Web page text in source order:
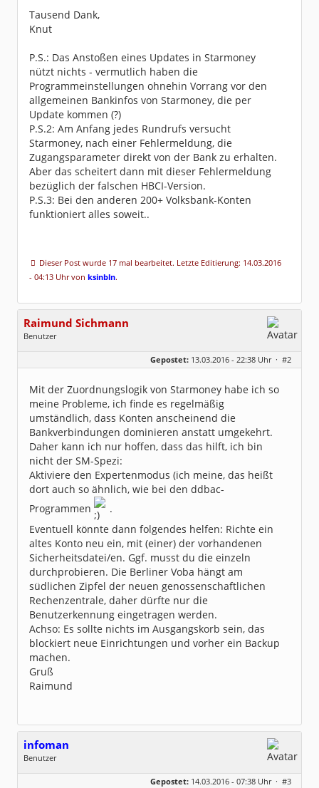
Tausend Dank,
Knut
P.S.: Das Anstoßen eines Updates in Starmoney
nützt nichts - vermutlich haben die
Programmeinstellungen ohnehin Vorrang vor den
allgemeinen Bankinfos von Starmoney, die per
Update kommen (?)
P.S.2: Am Anfang jedes Rundrufs versucht
Starmoney, nach einer Fehlermeldung, die
Zugangsparameter direkt von der Bank zu erhalten.
Aber das scheitert dann mit dieser Fehlermeldung
bezüglich der falschen HBCI-Version.
P.S.3: Bei den anderen 200+ Volksbank-Konten
funktioniert alles soweit..
Dieser Post wurde 17 mal bearbeitet. Letzte Editierung: 14.03.2016
- 04:13 Uhr von ksinbln.
Raimund Sichmann
Benutzer
Dabei seit:
08 / 2002
Gepostet: 13.03.2016 - 22:38 Uhr · #2
Mit der Zuordnungslogik von Starmoney habe ich so
meine Probleme, ich finde es regelmäßig
umständlich, dass Konten anscheinend die
Bankverbindungen dominieren anstatt umgekehrt.
Daher kann ich nur hoffen, dass das hilft, ich bin
nicht der SM-Spezi:
Aktiviere den Expertenmodus (ich meine, das heißt
dort auch so ähnlich, wie bei den ddbac-
Programmen
.
Eventuell könnte dann folgendes helfen: Richte ein
altes Konto neu ein, mit (einer) der vorhandenen
Sicherheitsdatei/en. Ggf. musst du die einzeln
durchprobieren. Die Berliner Voba hängt am
südlichen Zipfel der neuen genossenschaftlichen
Rechenzentrale, daher dürfte nur die
Benutzerkennung eingetragen werden.
Achso: Es sollte nichts im Ausgangskorb sein, das
blockiert neue Einrichtungen und vorher ein Backup
machen.
Gruß
Raimund
infoman
Benutzer
Geschlecht:
Gepostet: 14.03.2016 - 07:38 Uhr · #3